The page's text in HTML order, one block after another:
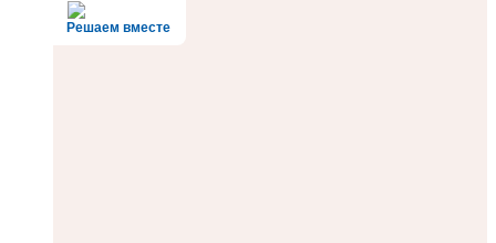
Решаем вместе